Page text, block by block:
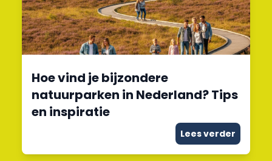
Hoe vind je bijzondere
natuurparken in Nederland? Tips
en inspiratie
Lees verder